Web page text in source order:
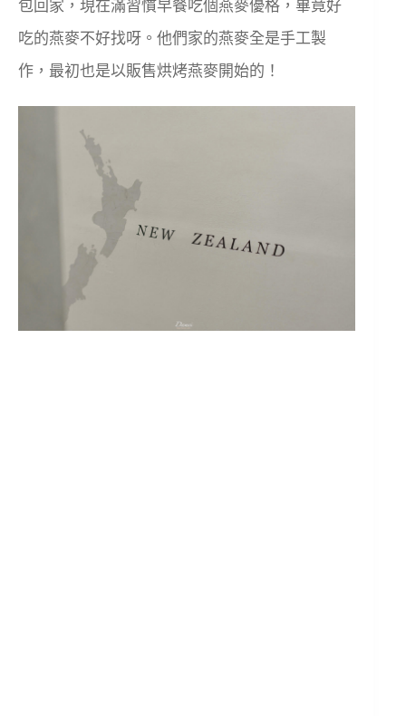
包回家，現在滿習慣早餐吃個燕麥優格，畢竟好
吃的燕麥不好找呀。他們家的燕麥全是手工製
作，最初也是以販售烘烤燕麥開始的！